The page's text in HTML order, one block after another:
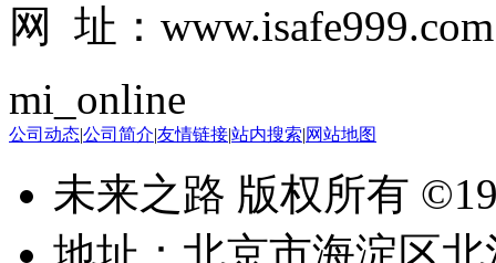
网 址：www.isafe999.com
mi_online
公司动态|公司简介|友情链接|站内搜索|网站地图
未来之路 版权所有
地址：北京市海淀区